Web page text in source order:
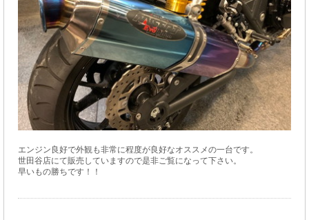
エンジン良好で外観も非常に程度が良好なオススメの一台です。
世田谷店にて販売していますので是非ご覧になって下さい。
早いもの勝ちです！！